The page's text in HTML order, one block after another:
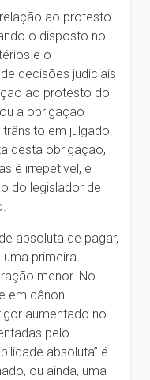
ao protesto
o disposto no
e o
decisões judiciais
ao protesto do
a obrigação
em julgado.
desta obrigação,
é irrepetível, e
do legislador de
absoluta de pagar,
primeira
menor. No
em cânon
aumentado no
pelo
absoluta” é
ou ainda, uma